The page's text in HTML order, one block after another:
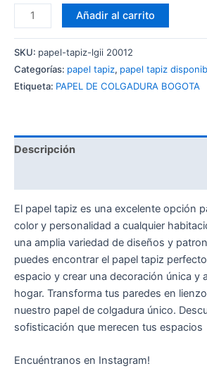
Añadir al carrito
SKU: papel-tapiz-lgii 20012
Categorías: papel tapiz, papel tapiz
Etiqueta: PAPEL DE COLGADURA BOGOTA
Descripción
El papel tapiz es una excelente opción
color y personalidad a cualquier
una amplia variedad de diseños y
puedes encontrar el papel tapiz
espacio y crear una decoración única y
hogar. Transforma tus paredes en
nuestro papel de colgadura único.
sofisticación que merecen tus espacios
Encuéntranos en Instagram!